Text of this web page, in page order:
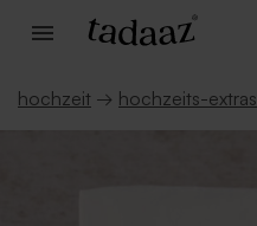
hochzeit → hochzeits-extras